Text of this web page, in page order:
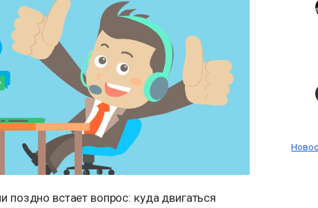
встает вопрос: куда двигаться